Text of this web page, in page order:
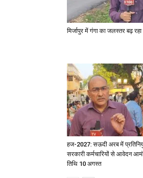
मिर्जापुर में गंगा का जलस्तर बढ़ रहा
हज-2027: सऊदी अरब में
सरकारी कर्मचारियों से आवेदन
तिथि 10 अगस्त